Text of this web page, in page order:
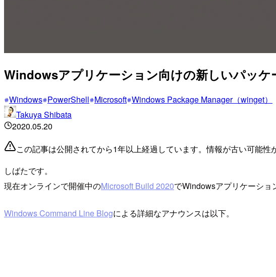
Windowsアプリケーション向けの新しいパッ
Windows PowerShell Microsoft Windows Package Manager（winget）
Takuya Shibata
2020.05.20
この記事は公開されてから1年以上経過しています。情報が古い可能性
しばたです。
現在オンラインで開催中のMicrosoft Build 2020でWindowsアプリケーショ
Windows Command Line Blogによる詳細なアナウンスは以下。